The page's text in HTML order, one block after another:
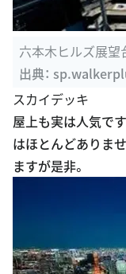
六本木ヒルズ展望
夏イベント満載 ...
出典：
623
スカイデッキ
屋上も実は人気で
はほとんどありま
ますが是非。